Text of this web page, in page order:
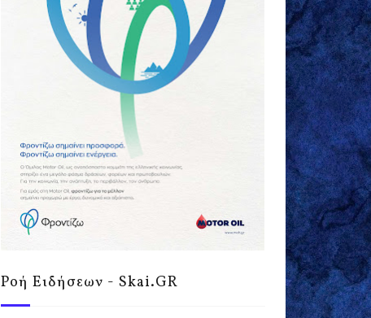
Ροή Ειδήσεων - Skai.GR